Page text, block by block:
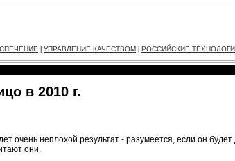
УПРАВЛЕНИЕ КАЧЕСТВОМ РОССИЙСКИЕ
в 2010 г.
неплохой результат - разумеется, если он будет
они.